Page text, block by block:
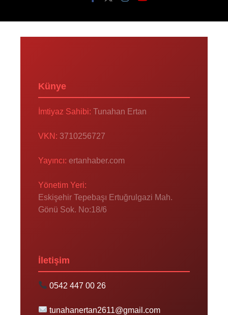
Künye
İmtiyaz Sahibi: Tunahan Ertan
VKN: 3710256727
Yayıncı: ertanhaber.com
Yönetim Yeri:
Eskişehir Tepebaşı Ertuğrulgazi Mah.
Gönü Sok. No:18/6
İletişim
0542 447 00 26
tunahanertan2611@gmail.com